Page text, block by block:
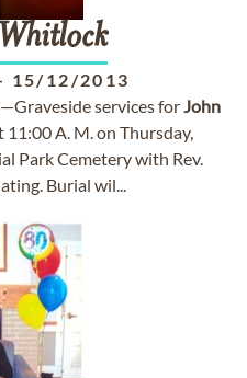
Whitlock
15/12/2013
services forJohn
A. M. on Thursday,
Park Cemetery with Rev.
Burial wil...